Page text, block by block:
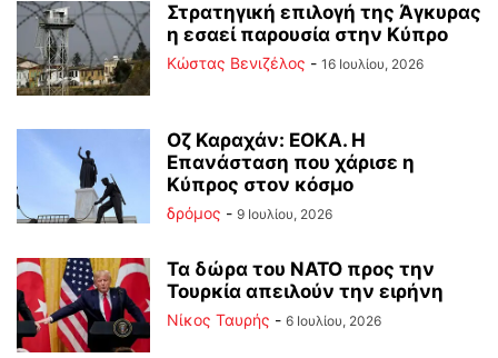
Στρατηγική επιλογή της Άγκυρας
η εσαεί παρουσία στην Κύπρο
Κώστας Βενιζέλος - 16 Ιουλίου, 2026
Οζ Καραχάν: ΕΟΚΑ. Η
Επανάσταση που χάρισε η
Κύπρος στον κόσμο
δρόμος - 9 Ιουλίου, 2026
Τα δώρα του ΝΑΤΟ προς την
Τουρκία απειλούν την ειρήνη
Νίκος Ταυρής - 6 Ιουλίου, 2026